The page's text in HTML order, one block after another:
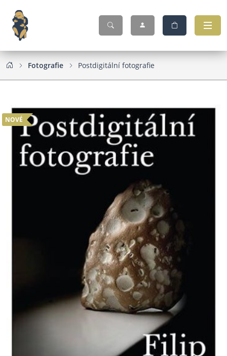
Fotografie Postdigitální fotografie
NOVÉ